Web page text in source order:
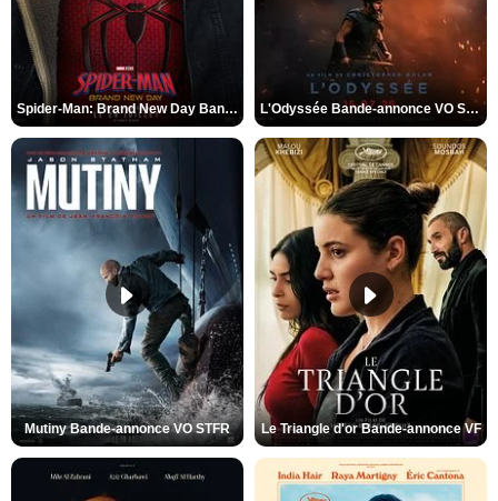
Spider-Man: Brand New Day Bande-annonce VO STFR L'Odyssée Bande-annonce VO STFR
Mutiny Bande-annonce VO STFR Le Triangle d'or Bande-annonce VF